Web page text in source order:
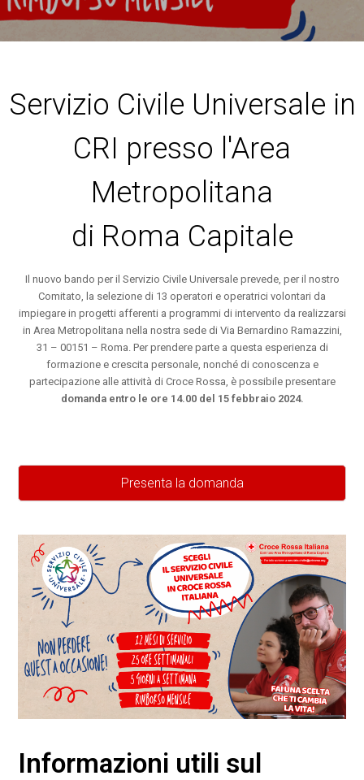
Servizio Civile Universale in
CRI presso l'Area
Metropolitana
di Roma Capitale
Il nuovo bando per il Servizio Civile Universale prevede, per il nostro
Comitato, la selezione di 13 operatori e operatrici volontari da
impiegare in progetti afferenti a programmi di intervento da realizzarsi
in Area Metropolitana nella nostra sede di Via Bernardino Ramazzini,
31 – 00151 – Roma. Per prendere parte a questa esperienza di
formazione e crescita personale, nonché di conoscenza e
partecipazione alle attività di Croce Rossa, è possibile presentare
domanda entro le ore 14.00 del 15 febbraio 2024.
Presenta la domanda
Informazioni utili sul